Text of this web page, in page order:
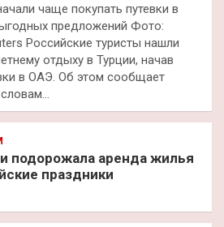
чаще покупать путевки в
предложений Фото:
Российские туристы нашли
отдыху в Турции, начав
в ОАЭ. Об этом сообщает
подорожала аренда жилья
праздники